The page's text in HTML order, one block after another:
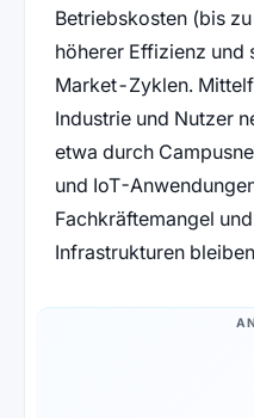
Betriebskosten (bis
höherer Effizienz
Market-Zyklen.
Industrie und Nutzer
etwa durch
und IoT-
Fachkräftemangel
Infrastrukturen